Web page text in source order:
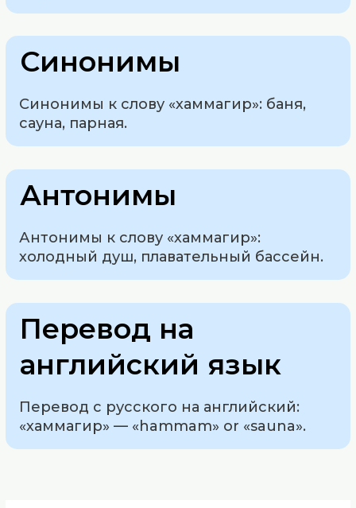
Синонимы
Синонимы к слову «хаммагир»: баня,
сауна, парная.
Антонимы
Антонимы к слову «хаммагир»:
холодный душ, плавательный бассейн.
Перевод на
английский язык
Перевод с русского на английский:
«хаммагир» — «hammam» or «sauna».